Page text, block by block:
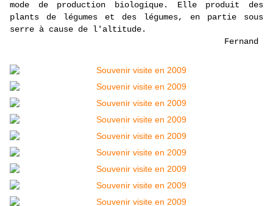
mode de production biologique. Elle produit des
plants de légumes et des légumes, en partie sous
serre à cause de l'altitude.
Fernand